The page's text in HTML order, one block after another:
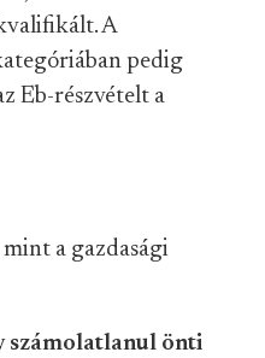
A
pedig
Eb-részvételt a
a gazdasági
számolatlanul önti